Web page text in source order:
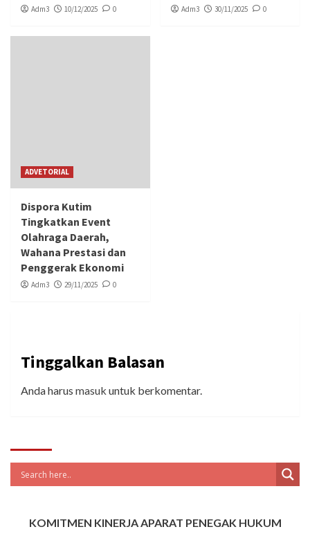
Adm3 10/12/2025 0 Adm3 30/11/2025 0
ADVETORIAL
Dispora Kutim
Tingkatkan Event
Olahraga Daerah,
Wahana Prestasi dan
Penggerak Ekonomi
Adm3 29/11/2025 0
Tinggalkan Balasan
Anda harus masuk untuk berkomentar.
KOMITMEN KINERJA APARAT PENEGAK HUKUM